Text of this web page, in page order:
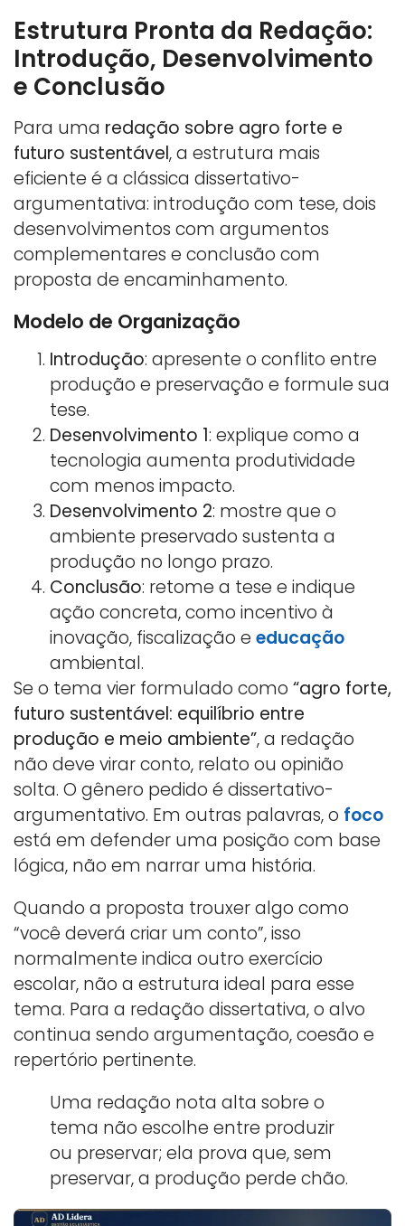
Estrutura Pronta da Redação:
Introdução, Desenvolvimento
e Conclusão
Para uma redação sobre agro forte e
futuro sustentável, a estrutura mais
eficiente é a clássica dissertativo-
argumentativa: introdução com tese, dois
desenvolvimentos com argumentos
complementares e conclusão com
proposta de encaminhamento.
Modelo de Organização
Introdução: apresente o conflito entre
produção e preservação e formule sua
tese.
Desenvolvimento 1: explique como a
tecnologia aumenta produtividade
com menos impacto.
Desenvolvimento 2: mostre que o
ambiente preservado sustenta a
produção no longo prazo.
Conclusão: retome a tese e indique
ação concreta, como incentivo à
inovação, fiscalização e educação
ambiental.
Se o tema vier formulado como “agro forte,
futuro sustentável: equilíbrio entre
produção e meio ambiente”, a redação
não deve virar conto, relato ou opinião
solta. O gênero pedido é dissertativo-
argumentativo. Em outras palavras, o foco
está em defender uma posição com base
lógica, não em narrar uma história.
Quando a proposta trouxer algo como
“você deverá criar um conto”, isso
normalmente indica outro exercício
escolar, não a estrutura ideal para esse
tema. Para a redação dissertativa, o alvo
continua sendo argumentação, coesão e
repertório pertinente.
Uma redação nota alta sobre o
tema não escolhe entre produzir
ou preservar; ela prova que, sem
preservar, a produção perde chão.